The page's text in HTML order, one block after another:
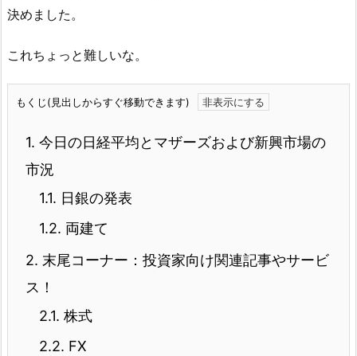
決めました。
これちょっと難しいな。
もくじ(見出しからすぐ移動できます)
1. 今日の日経平均とマザーズおよび新興市場の
市況
1.1. 日銀の発表
1.2. 両建て
2. 末尾コーナー：投資家向け関連記事やサービ
ス！
2.1. 株式
2.2. FX